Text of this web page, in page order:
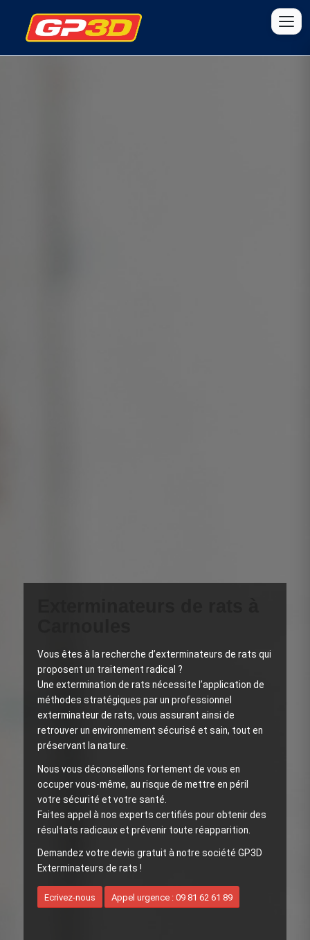
Vous êtes à la recherche d’exterminateurs de rats qui
proposent un traitement radical ?
Une extermination de rats nécessite l’application de
méthodes stratégiques par un professionnel
exterminateur de rats, vous assurant ainsi de
retrouver un environnement sécurisé et sain, tout en
préservant la nature.
Nous vous déconseillons fortement de vous en
occuper vous-même, au risque de mettre en péril
votre sécurité et votre santé.
Faites appel à nos experts certifiés pour obtenir des
résultats radicaux et prévenir toute réapparition.
Demandez votre devis gratuit à notre société GP3D
Exterminateurs de rats !
Ecrivez-nous Appel urgence : 09 81 62 61 89